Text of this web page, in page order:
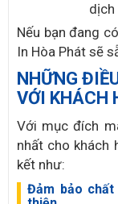
dịch
Nếu bạn đang
In Hòa Phát sẽ
NHỮNG
VỚI KHÁCH
Với mục đích
nhất cho khách
kết như:
Đảm bảo